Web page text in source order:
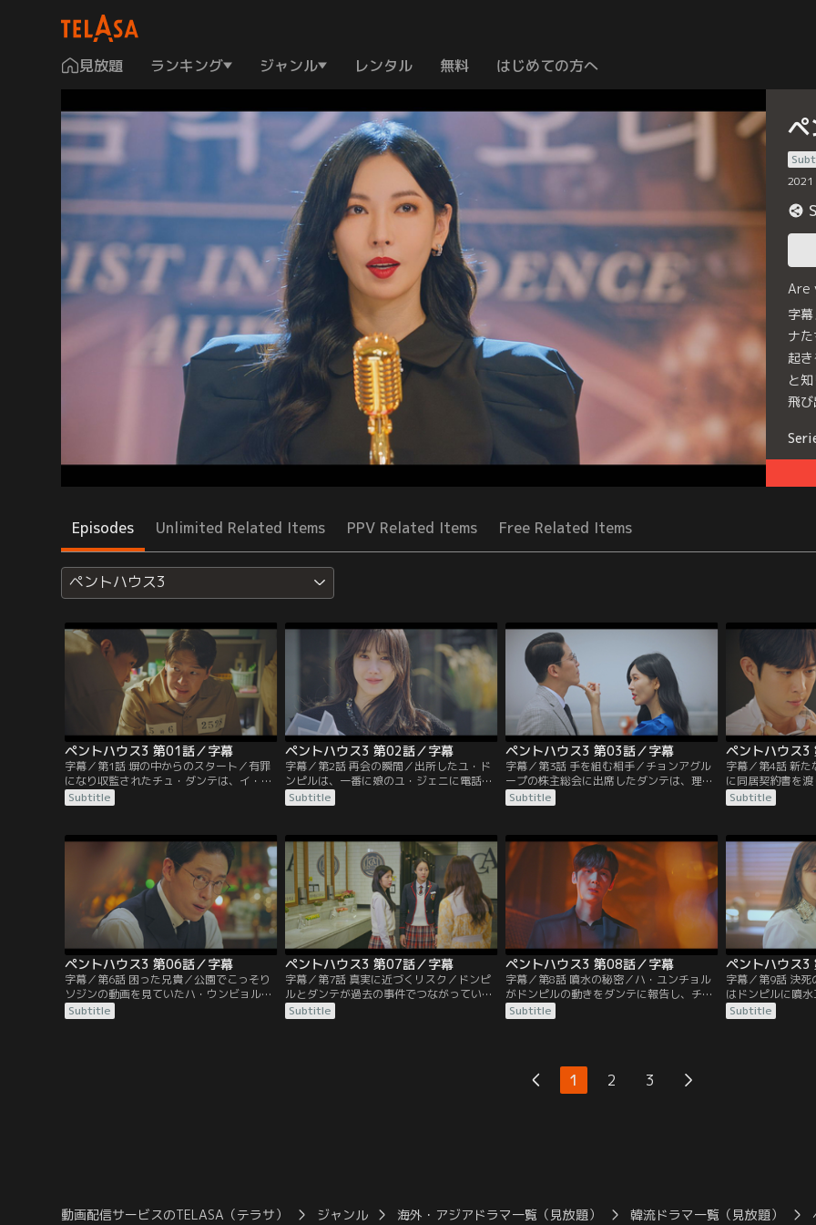
見放題 ランキング ジャンル レンタル 無料 はじめての方へ
2021
Are
字
ナ
起
と
飛
Episodes Unlimited Related Items PPV Related Items Free Related Items
ペントハウス3
ペントハウス3 第01話／字幕
字幕／第1話 塀の中からのスタート／有罪
になり収監されたチュ・ダンテは、イ・ギ
ュジンとは別の雑居房にいた。カン・マリ
と同じ房に収監されたコ・サンアは、適応
ョン・ソジンは弁護士と面会し、控訴審に
備えていた。
Subtitle
ペントハウス3 第02話／字幕
字幕／第2話 再会の瞬間／出所したユ・ド
ンピルは、一番に娘のユ・ジェニに電話す
る。ドンピルを迎えに来たダンテの部下の
チョ秘書は、ドンピルと親しげな様子を見
ン・リーは、シム・スリョンの元へ向か
う。
Subtitle
ペントハウス3 第03話／字幕
字幕／第3話 手を組む相手／チョンアグル
ープの株主総会に出席したダンテは、理事
たちを脅して従わせようとするが、ある人
物が突然その場に乗り込んでくる。オ・ユ
と、見知らぬ男たちが子供たちを取り囲ん
でいた。
Subtitle
ペントハウス3
字幕／第4話 新
に同居契約書を
る。チュ家の双
ュ・ソッキョン
ルは、ある人物
るが…。
Subtitle
ペントハウス3 第06話／字幕
字幕／第6話 困った兄貴／公園でこっそり
ソジンの動画を見ていたハ・ウンビョル
は、家庭教師のチン・ブノンに見つかり激
しく怒られる。ジュンギはダンテたちの集
Subtitle
ペントハウス3 第07話／字幕
字幕／第7話 真実に近づくリスク／ドンピ
ルとダンテが過去の事件でつながっている
と知ったユニは、ヘラパレスの噴水工事を
しているドンピルを訪ねるが、その様子を
Subtitle
ペントハウス3 第08話／字幕
字幕／第8話 噴水の秘密／ハ・ユンチョル
がドンピルの動きをダンテに報告し、チョ
秘書はうそをついたことを責められる。ウ
ンビョルはロナの助けを借りてソジンに電
Subtitle
ペントハウス3
字幕／第9話 決
はドンピルに噴
らに訴える。ス
を助けに向かっ
Subtitle
1 2 3
動画配信サービスのTELASA（テラサ） ジャンル 海外・アジアドラマ一覧（見放題） 韓流ドラマ一覧（見放題）